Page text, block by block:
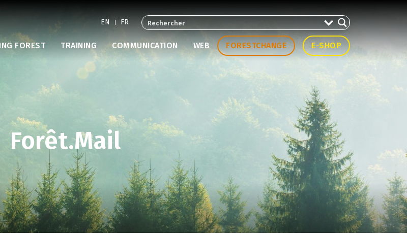
EN FR
FOREST TRAINING COMMUNICATION WEB FORESTCHANGE E-SHOP
Forêt.Mail